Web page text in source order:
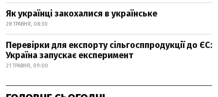
Як українці закохалися в українське
28 ТРАВНЯ, 08:30
Перевірки для експорту сільгосппродукції до ЄС:
Україна запускає експеримент
21 ТРАВНЯ, 09:00